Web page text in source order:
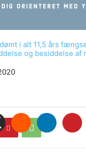
i alt 11,5 års
og besiddelse af